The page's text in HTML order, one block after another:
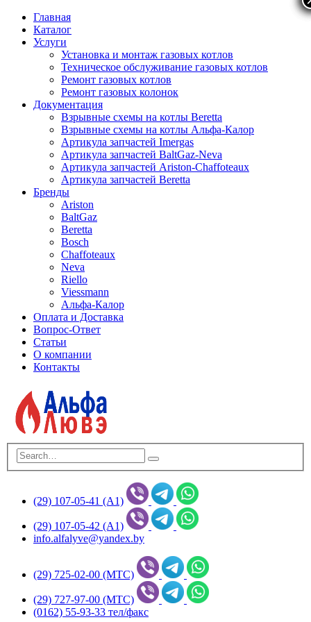
Главная
Каталог
Услуги
Установка и монтаж газовых котлов
Техническое обслуживание газовых котлов
Ремонт газовых котлов
Ремонт газовых колонок
Документация
Взрывные схемы на котлы Beretta
Взрывные схемы на котлы Альфа-Калор
Артикула запчастей Imergas
Артикула запчастей BaltGaz-Neva
Артикула запчастей Ariston-Chaffoteaux
Артикула запчастей Beretta
Бренды
Ariston
BaltGaz
Beretta
Bosch
Chaffoteaux
Neva
Riello
Viessmann
Альфа-Калор
Оплата и Доставка
Вопрос-Ответ
Статьи
О компании
Контакты
(29) 107-05-41 (А1)
(29) 107-05-42 (А1)
info.alfalyve@yandex.by
(29) 725-02-00 (МТС)
(29) 727-97-00 (МТС)
(0162) 55-93-33 тел/факс